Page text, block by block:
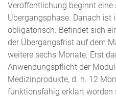
Veröffentlichung beginnt eine
Übergangsphase. Danach ist
obligatorisch. Befindet sich
der Übergangsfrist auf dem
weitere sechs Monate. Erst
Anwendungspflicht der
Medizinprodukte, d. h. 12
funktionsfähig erklärt worden